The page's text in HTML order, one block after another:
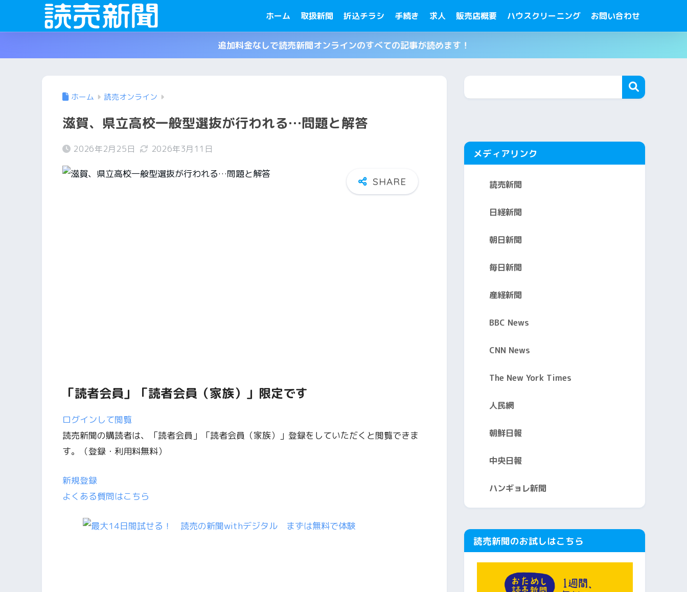
ホーム 取扱新聞 折込チラシ 手続き 求人 販売店概要 ハウスクリーニング お問い合わせ
追加料金なしで読売新聞オンラインのすべての記事が読めます！
ホーム 読売オンライン
滋賀、県立高校一般型選抜が行われる…問題と解答
2026年2月25日 2026年3月11日
「読者会員」「読者会員（家族）」限定です
ログインして閲覧
読売新聞の購読者は、「読者会員」「読者会員（家族）」登録をしていただくと閲覧できま
す。
（登録・利用料無料）
新規登録
よくある質問はこちら
メディアリンク
読売新聞
日経新聞
朝日新聞
毎日新聞
産経新聞
BBC News
CNN News
The New York Times
人民網
朝鮮日報
中央日報
ハンギョレ新聞
読売新聞のお試しはこちら